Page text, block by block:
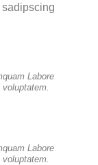
sadipscing
Labore
Labore